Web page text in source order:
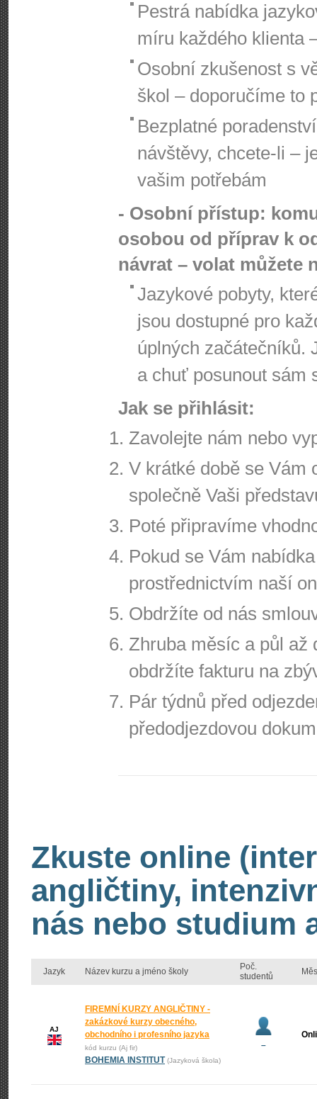
Pestrá nabídka
míru každého klienta
Osobní zkušenost s
škol – doporučíme to
Bezplatné
návštěvy, chcete-li –
vašim potřebám
- Osobní přístup:
osobou od příprav k
návrat – volat můžete
Jazykové pobyty,
jsou dostupné pro
úplných začátečníků.
a chuť posunout sám
Jak se přihlásit:
Zavolejte nám nebo
V krátké době se Vám
společně Vaši
Poté připravíme
Pokud se Vám
prostřednictvím naší
Obdržíte od nás
Zhruba měsíc a půl až
obdržíte fakturu na
Pár týdnů před
předodjezdovou
Zkuste online
angličtiny,
nás nebo studium
Jazyk Název kurzu a jméno školy
Poč.
studentů
AJ
FIREMNÍ KURZY ANGLIČTINY -
zakázkové kurzy obecného,
obchodního i profesního jazyka
kód kurzu (Aj fir)
BOHEMIA INSTITUT (Jazyková škola)
–